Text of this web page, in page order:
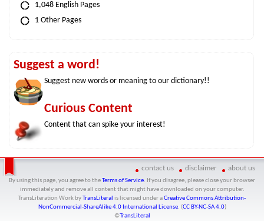
1,048 English Pages
1 Other Pages
Suggest a word!
Suggest new words or meaning to our dictionary!!
Curious Content
Content that can spike your interest!
contact us disclaimer about us
By using this page, you agree to the Terms of Service. If you disagree, please close your browser
immediately and remove all content that might have downloaded on your computer.
TransLiteration Workby TransLiteral is licensed under aCreative Commons Attribution-
NonCommercial-ShareAlike 4.0 International License. (CC BY-NC-SA 4.0)
©TransLiteral